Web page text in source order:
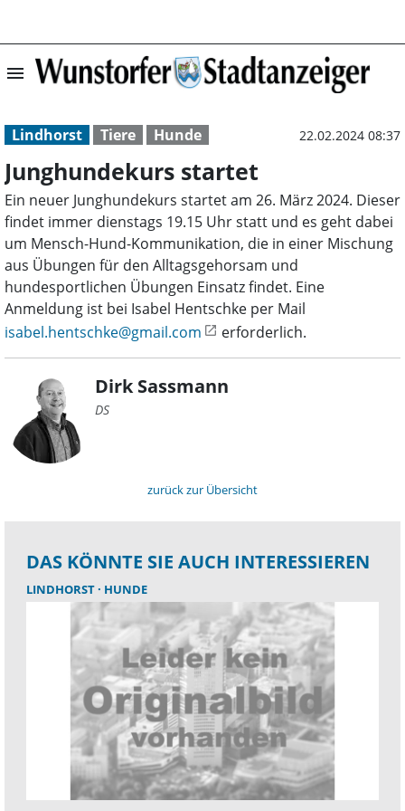
menu Junghundekurs
Lindhorst Tiere Hunde 22.02.2024 08:37
Junghundekurs startet
Ein neuer Junghundekurs startet am 26. März 2024. Dieser
findet immer dienstags 19.15 Uhr statt und es geht dabei
um Mensch-Hund-Kommunikation, die in einer Mischung
aus Übungen für den Alltagsgehorsam und
hundesportlichen Übungen Einsatz findet. Eine
Anmeldung ist bei Isabel Hentschke per Mail
isabel.hentschke@gmail.com
erforderlich.
Dirk Sassmann
DS
zurück zur Übersicht
DAS KÖNNTE SIE AUCH INTERESSIEREN
LINDHORST HUNDE